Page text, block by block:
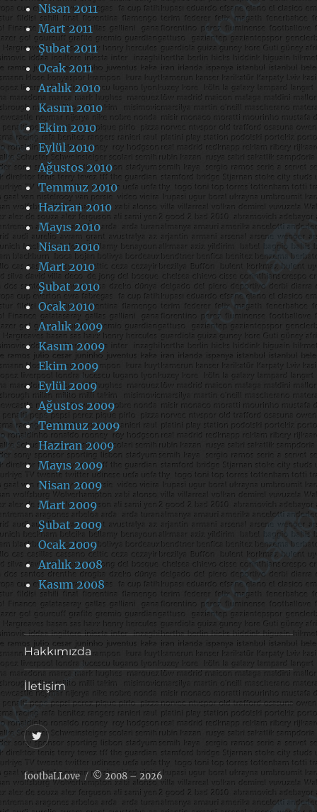
Nisan 2011
Mart 2011
Şubat 2011
Ocak 2011
Aralık 2010
Kasım 2010
Ekim 2010
Eylül 2010
Ağustos 2010
Temmuz 2010
Haziran 2010
Mayıs 2010
Nisan 2010
Mart 2010
Şubat 2010
Ocak 2010
Aralık 2009
Kasım 2009
Ekim 2009
Eylül 2009
Ağustos 2009
Temmuz 2009
Haziran 2009
Mayıs 2009
Nisan 2009
Mart 2009
Şubat 2009
Ocak 2009
Aralık 2008
Kasım 2008
Hakkımızda
İletişim
@footballove
footbaLLove © 2008 – 2026